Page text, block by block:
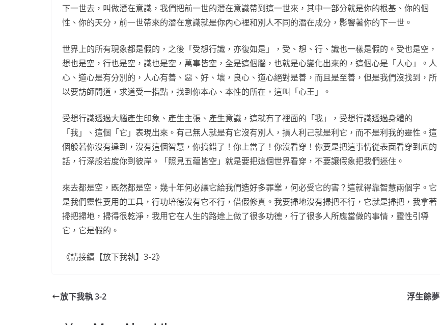
下一世去，叫做潛在意識，我們把前一世的潛在意識帶到這一世來，其中一部分就是你的根基、你的個
性、你的天分，前一世帶來的潛在意識就是你內心裡和別人不同的潛在成分，影響著你的下一世。
世界上的所有現象都是假的，之後「受想行識，亦復如是」，受、想、行、識也一樣是假的。受也是空，
想也是空，行也是空，識也是空，萬事皆空，全是這個腦，也就是心變化出來的，這個心是「人心」。人
心、道心是有分別的，人心有善、惡、好、壞，良心、道心絕對是善，而且是至善，但是我們沒找到，所
以要訪師問道，求道受一指點，找到你本心、本性的所在，這叫「心王」。
受想行識透過大腦產生印象、產生主張、產生意識，這就有了裡面的「我」，受想行識透過身體的
「我」、這個「它」表現出來。有己無人就是有它沒有別人，損人利己就是利它，而不是利我的靈性。這
個般若你沒有達到，沒有這個智慧，你搞錯了！你上當了！你沒看穿！你要是把這事情從表面看穿到底的
話，行深般若度你到彼岸。「照見五蘊皆空」就是要把這個世界看穿，不要讓假象把我們迷住。
來去都是空，既然都是空，幾十年何必讓它給我們造好多罪業，何必受它的害？這就得靠智慧兩個字。它
是我們靈性要用的工具，行功培德沒有它不行，借假修真。我要掃地沒有掃把不行，它就是掃把，我拿著
掃把掃地，掃得很乾淨，我用它在人生的路途上做了很多功德，行了很多人所應當做的事情，靈性引導
它，它是假的。
《請接續【放下我執】3-2》
放下我執 3-2 浮生餘夢